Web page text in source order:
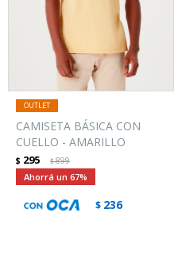
CAMISETA BÁSICA CON
CUELLO - AMARILLO
$ 295 $899
67
$ 236